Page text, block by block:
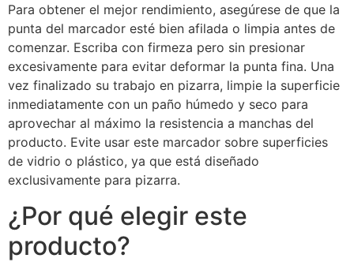
Para obtener el mejor rendimiento, asegúrese de que la
punta del marcador esté bien afilada o limpia antes de
comenzar. Escriba con firmeza pero sin presionar
excesivamente para evitar deformar la punta fina. Una
vez finalizado su trabajo en pizarra, limpie la superficie
inmediatamente con un paño húmedo y seco para
aprovechar al máximo la resistencia a manchas del
producto. Evite usar este marcador sobre superficies
de vidrio o plástico, ya que está diseñado
exclusivamente para pizarra.
¿Por qué elegir este
producto?